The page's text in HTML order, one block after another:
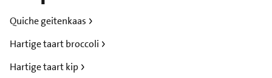
Quiche geitenkaas
Hartige taart broccoli
Hartige taart kip